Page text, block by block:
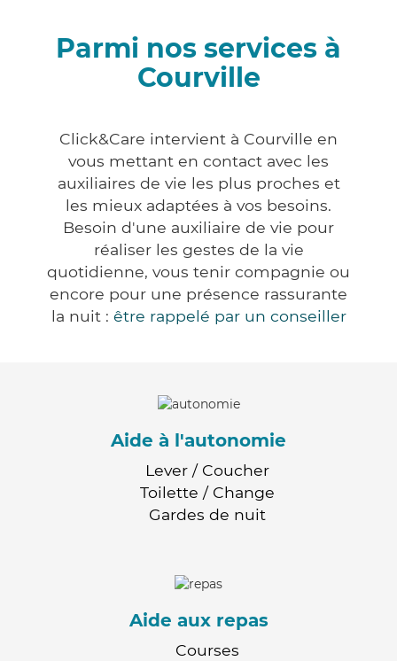
Parmi nos services à
Courville
Click&Care intervient à Courville en
vous mettant en contact avec les
auxiliaires de vie les plus proches et
les mieux adaptées à vos besoins.
Besoin d'une auxiliaire de vie pour
réaliser les gestes de la vie
quotidienne, vous tenir compagnie ou
encore pour une présence rassurante
la nuit : être rappelé par un conseiller
Aide à l'autonomie
Lever / Coucher
Toilette / Change
Gardes de nuit
Aide aux repas
Courses